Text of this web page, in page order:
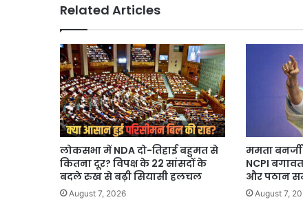
में
हाई
अलर्ट
Related Articles
लोकसभा में NDA दो-तिहाई बहुमत से
कितना दूर? विपक्ष के 22 सांसदों के
बदले रुख से बढ़ी सियासी हलचल
August 7, 2026
ममता
NCPI
और पठान
August 7,